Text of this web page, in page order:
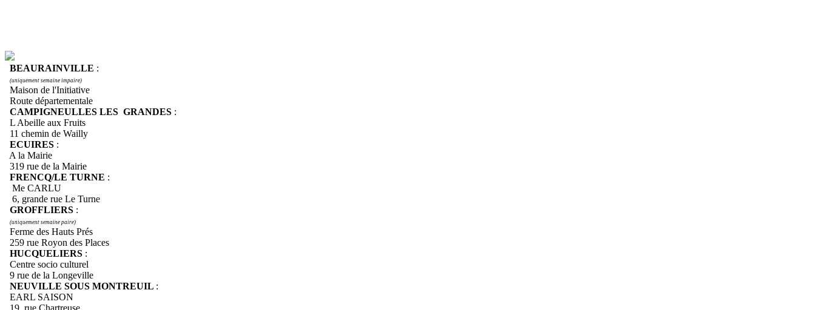
BEAURAINVILLE :
(uniquement semaine impaire)
Maison de l'Initiative
Route départementale
CAMPIGNEULLES LES GRANDES :
L Abeille aux Fruits
11 chemin de Wailly
ECUIRES :
A la Mairie
319 rue de la Mairie
FRENCQ/LE TURNE :
Me CARLU
6, grande rue Le Turne
GROFFLIERS :
(uniquement semaine paire)
Ferme des Hauts Prés
259 rue Royon des Places
HUCQUELIERS :
Centre socio culturel
9 rue de la Longeville
NEUVILLE SOUS MONTREUIL :
EARL SAISON
19, rue Chartreuse